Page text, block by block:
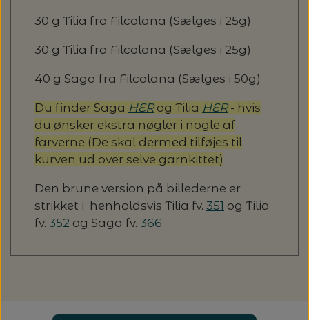
30 g Tilia fra Filcolana (Sælges i 25g)
30 g Tilia fra Filcolana (Sælges i 25g)
40 g Saga fra Filcolana (Sælges i 50g)
Du finder Saga HERog Tilia HER- hvis
du ønsker ekstra nøgler i nogle af
farverne (De skal dermed tilføjes til
kurven ud over selve garnkittet)
Den brune version på billederne er
strikket i henholdsvis Tilia fv. 351 og Tilia
fv. 352 og Saga fv. 366